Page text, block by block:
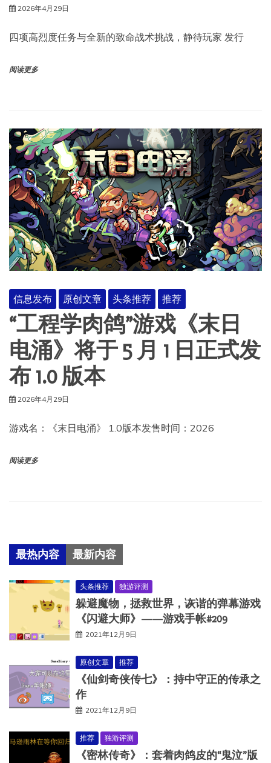
2026年4月29日
四项高烈度任务与全新的致命战术挑战，静待玩家 发行
阅读更多
信息发布 原创文章 头条推荐 推荐
“工程学肉鸽”游戏《末日
电涌》将于 5 月 1 日正式发
布 1.0 版本
2026年4月29日
游戏名：《末日电涌》 1.0版本发售时间：2026
阅读更多
最热内容 最新内容
头条推荐 独游评测
躲避魔物，拯救世界，诙谐的弹幕游戏
《闪避大师》——游戏手帐#209
2021年12月9日
原创文章 推荐
《仙剑奇侠传七》：持中守正的传承之
作
2021年12月9日
推荐 独游评测
《密林传奇》：套着肉鸽皮的“鬼泣”版